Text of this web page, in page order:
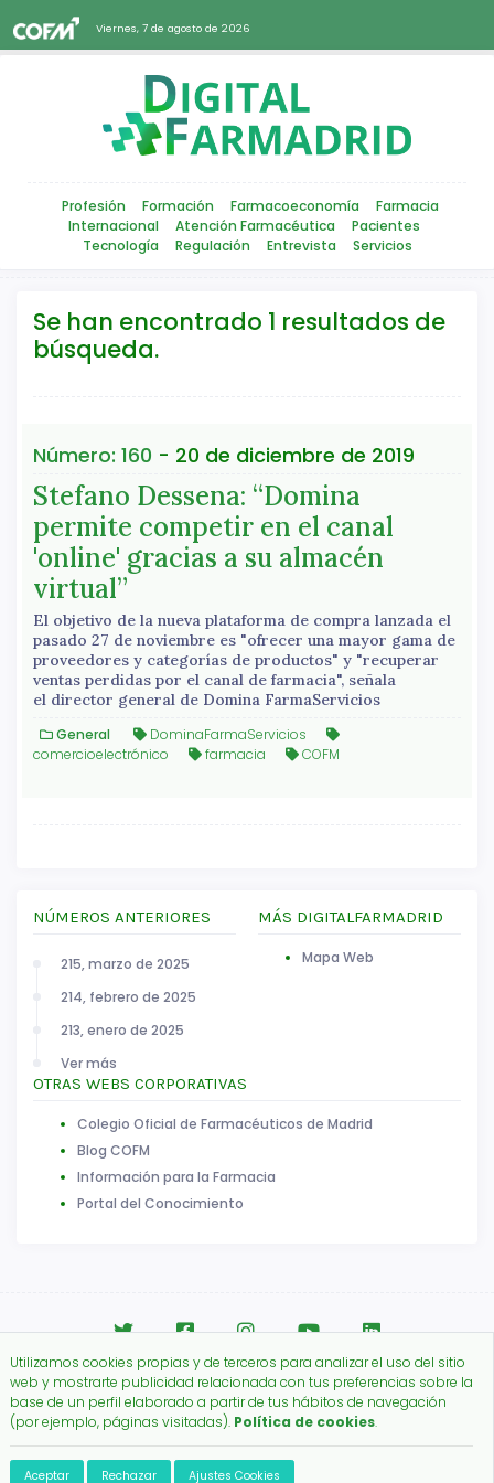
Viernes, 7 de agosto de 2026
Profesión Formación Farmacoeconomía
Farmacia
Internacional
Atención Farmacéutica
Pacientes
Tecnología
Regulación Entrevista Servicios
Se han encontrado 1 resultados de
búsqueda.
Número: 160 - 20 de diciembre de 2019
Stefano Dessena: “Domina
permite competir en el canal
'online' gracias a su almacén
virtual”
El objetivo de la nueva plataforma de compra lanzada el
pasado 27 de noviembre es "ofrecer una mayor gama de
proveedores y categorías de productos" y "recuperar
ventas perdidas por el canal de farmacia", señala
el director general de Domina FarmaServicios
General
DominaFarmaServicios
comercioelectrónico
farmacia COFM
NÚMEROS ANTERIORES
215, marzo de 2025
214, febrero de 2025
213, enero de 2025
Ver más
MÁS DIGITALFARMADRID
Mapa Web
OTRAS WEBS CORPORATIVAS
Colegio Oficial de Farmacéuticos de Madrid
Blog COFM
Información para la Farmacia
Portal del Conocimiento
Aviso legal|Política de Cookies
Colegio Oficial de Farmacéuticos de Madrid.
Utilizamos cookies propias y de terceros para analizar el uso del sitio
web y mostrarte publicidad relacionada con tus preferencias sobre la
base de un perfil elaborado a partir de tus hábitos de navegación
(por ejemplo, páginas visitadas). Política de cookies.
Aceptar Rechazar Ajustes Cookies